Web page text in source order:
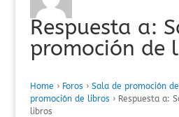
Respuesta a:
promoción de
Home › Foros › Sala de promoción
promoción de libros › Respuesta a:
libros